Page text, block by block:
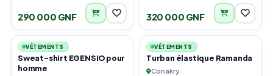
290 000 GNF 320 000 GNF
2
VÊTEMENTS
Sweat-shirt EGENSIO pour
homme
3
VÊTEMENTS
Turban élastique Ramanda
Conakry